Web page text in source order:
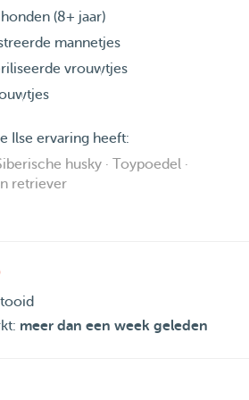
(8+ jaar)
mannetjes
vrouwtjes
Ilse ervaring heeft:
husky · Toypoedel ·
retriever
meer dan een week geleden